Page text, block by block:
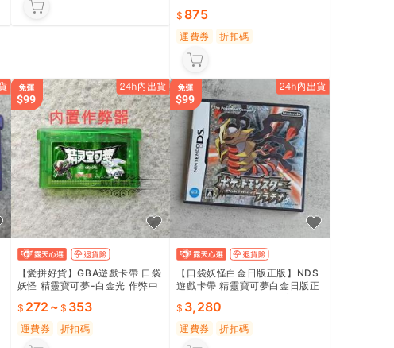
作精良 稀有
875
運費券 折扣碼
【愛拼好貨】GBA遊戲卡帶 口袋
妖怪 精靈寶可夢-白金光 作弊中
272 ~ 353
運費券 折扣碼
【口袋妖怪白金日版正版】NDS
遊戲卡帶 精靈寶可夢白金日版正
全道具 全精靈 配信大木
3,280
運費券 折扣碼